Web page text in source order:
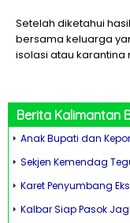
Setelah diketahui
bersama keluarga
isolasi atau karantina
Berita Kalimantan
Anak Bupati dan
Sekjen Kemendag
Karet Penyumbang
Kalbar Siap Pasok